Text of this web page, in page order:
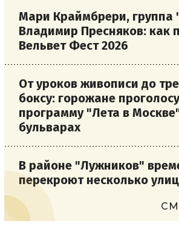
Мари Краймбрери, группа
Владимир Пресняков: как
Вельвет Фест 2026
От уроков живописи до
боксу: горожане
программу "Лета в
бульварах
В районе "Лужников"
перекроют несколько улиц